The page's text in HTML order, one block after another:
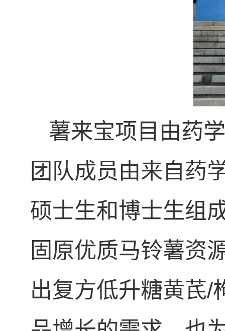
薯来宝项目由药
团队成员由来自药
硕士生和博士生组
固原优质马铃薯资
出复方低升糖黄芪/